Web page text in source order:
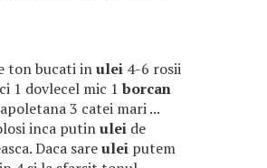
ton bucati inulei 4-6 rosii
1 dovlecel mic 1 borcan
3 catei mari ...
inca putinulei de
Daca sareulei putem